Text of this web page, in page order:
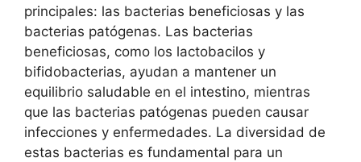
principales: las bacterias beneficiosas y las
bacterias patógenas. Las bacterias
beneficiosas, como los lactobacilos y
bifidobacterias, ayudan a mantener un
equilibrio saludable en el intestino, mientras
que las bacterias patógenas pueden causar
infecciones y enfermedades. La diversidad de
estas bacterias es fundamental para un